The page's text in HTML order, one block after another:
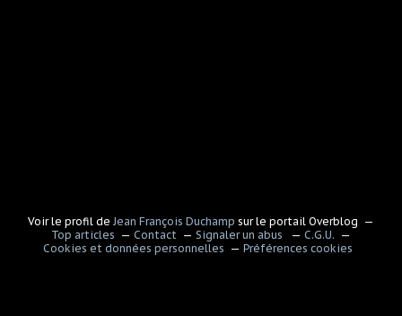
Voir le profil de Jean François Duchamp sur le portail Overblog
Top articles
Contact Signaler un abus
C.G.U.
Cookies et données personnelles
Préférences cookies